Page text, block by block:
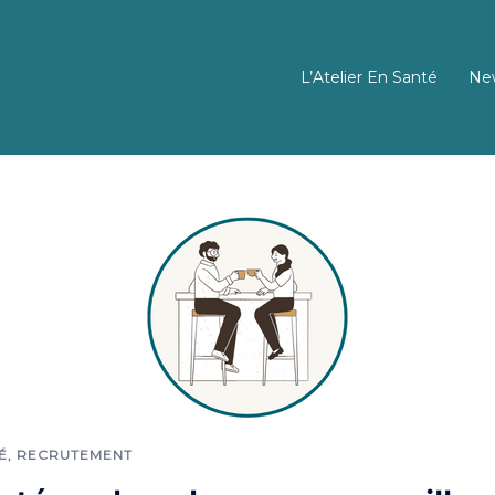
L’Atelier En Santé
, RECRUTEMENT